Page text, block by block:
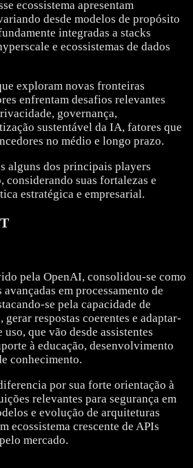
ecossistema apresentam
desde modelos de propósito
integradas a stacks
e ecossistemas de dados
exploram novas fronteiras
enfrentam desafios relevantes
governança,
sustentável da IA, fatores que
no médio e longo prazo.
alguns dos principais players
considerando suas fortalezas e
estratégica e empresarial.
pela OpenAI, consolidou-se como
em processamento de
se pela capacidade de
respostas coerentes e adaptar-
que vão desde assistentes
à educação, desenvolvimento
conhecimento.
por sua forte orientação à
relevantes para segurança em
e evolução de arquiteturas
ecossistema crescente de APIs
mercado.